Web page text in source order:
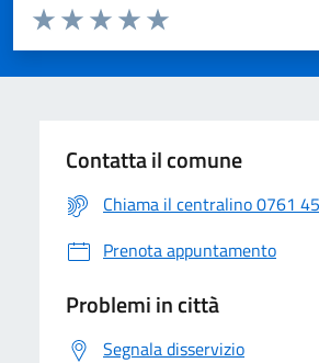
Valuta da 1 a 5 stelle la pagina
Valuta 4 stelle su 5
Valuta 3 stelle su 5
Valuta 2 stelle su 5
Valuta 1 stelle su 5
Contatta il comune
Chiama il centralino 0761
Prenota appuntamento
Problemi in città
Segnala disservizio